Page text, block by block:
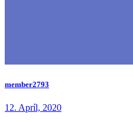
member2793
12. Apríl, 2020